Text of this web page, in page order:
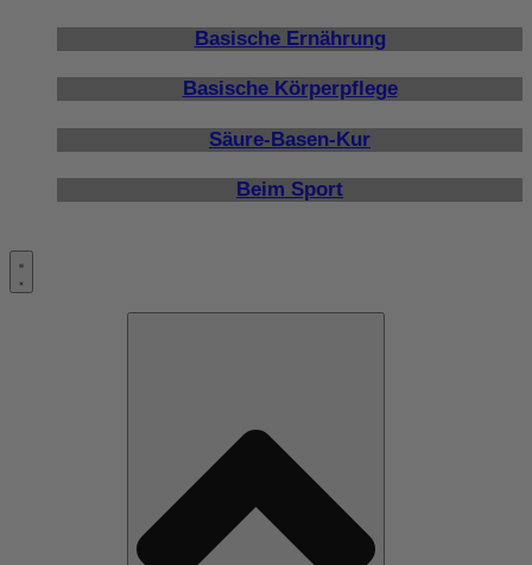
Basische Ernährung
Basische Körperpflege
Säure-Basen-Kur
Beim Sport